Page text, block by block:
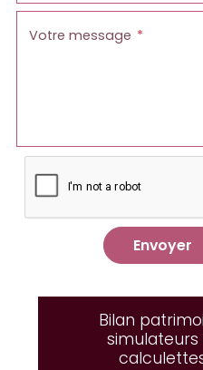
Votre message
Envoyer
Bilan
simulateurs